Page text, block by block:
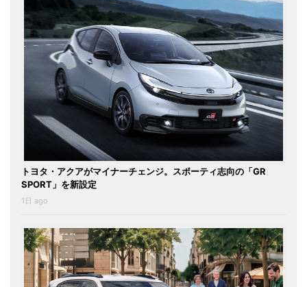
トヨタ・アクアがマイナーチェンジ。スポーティ志向の「GR
SPORT」を新設定
1日 ago